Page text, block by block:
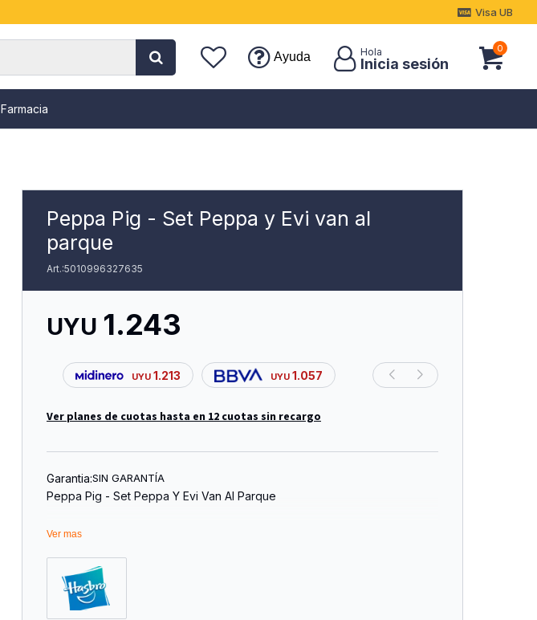
Farmacia
Ayuda
0
Visa UB
Peppa Pig - Set Peppa y Evi van al
parque
5010996327635
UYU 1.243
UYU 1.213 UYU 1.057
Ver planes de cuotas hasta en 12 cuotas sin recargo
Garantia:SIN GARANTÍA
Peppa Pig - Set Peppa Y Evi Van Al Parque
Ver mas